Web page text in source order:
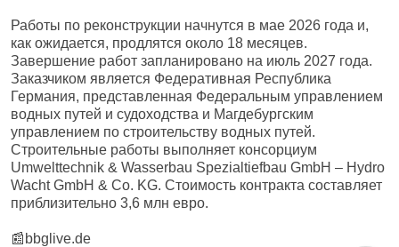
Работы по реконструкции начнутся в мае 2026 года и,
как ожидается, продлятся около 18 месяцев.
Завершение работ запланировано на июль 2027 года.
Заказчиком является Федеративная Республика
Германия, представленная Федеральным управлением
водных путей и судоходства и Магдебургским
управлением по строительству водных путей.
Строительные работы выполняет консорциум
Umwelttechnik & Wasserbau Spezialtiefbau GmbH – Hydro
Wacht GmbH & Co. KG. Стоимость контракта составляет
приблизительно 3,6 млн евро.
📰bbglive.de